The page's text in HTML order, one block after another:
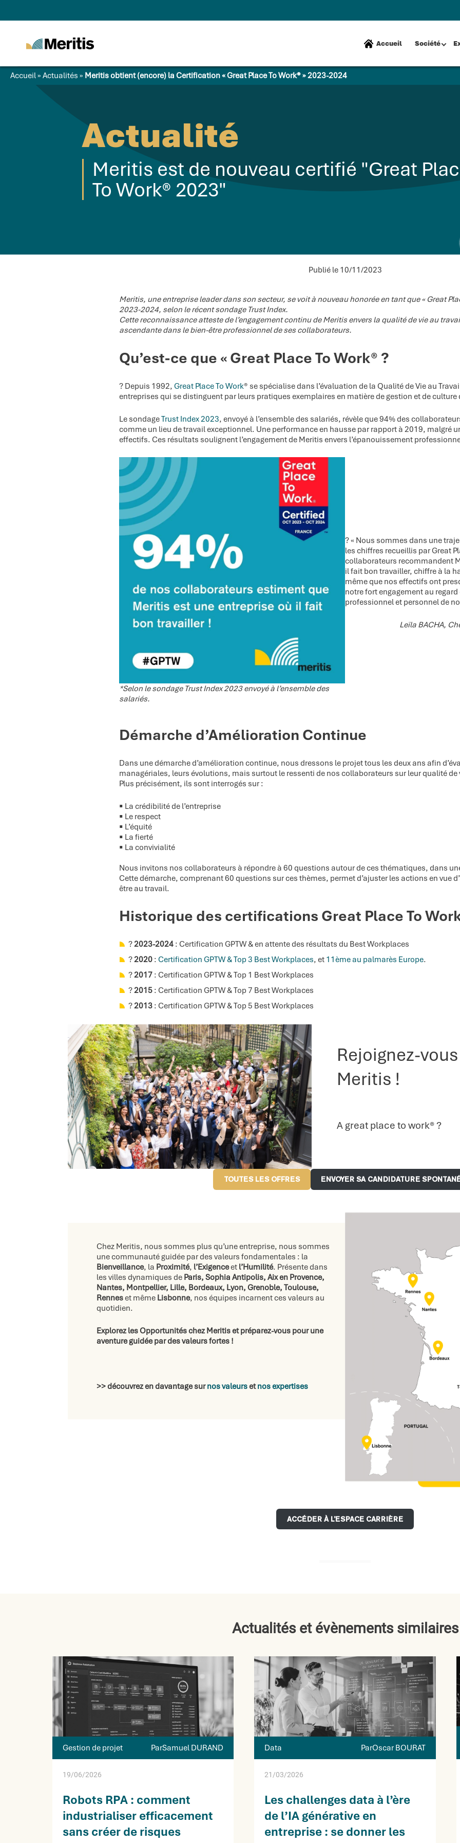
tech world
Accueil Société
Accueil» Actualités » Meritis obtient (encore) la Certification « Great Place To Work® » 2023-2024
Actualité
Meritis est de nouveau certifié "Great
To Work® 2023"
Publié le 10/11/2023
Meritis, une entreprise leader dans son secteur, se voit à nouveau honorée en tant que « Great
2023-2024, selon le récent sondage Trust Index.
Cette reconnaissance atteste de l’engagement continu de Meritis envers la qualité de vie au
ascendante dans le bien-être professionnel de ses collaborateurs.
Qu’est-ce que « Great Place To Work® ?
? Depuis 1992, Great Place To Work® se spécialise dans l’évaluation de la Qualité de Vie au
entreprises qui se distinguent par leurs pratiques exemplaires en matière de gestion et de culture
Le sondageTrust Index 2023, envoyé à l’ensemble des salariés, révèle que 94% des
comme un lieu de travail exceptionnel. Une performance en hausse par rapport à 2019, malgré
effectifs. Ces résultats soulignent l’engagement de Meritis envers l’épanouissement
*Selon le sondage Trust Index 2023 envoyé à l’ensemble des
salariés.
?​ « Nous sommes dans une
les chiffres recueillis par Great
collaborateurs recommandent
il fait bon travailler, chiffre à la
même que nos effectifs ont
notre fort engagement au
professionnel et personnel de
Leïla BACHA,
Démarche d’Amélioration Continue
Dans une démarche d’amélioration continue, nous dressons le projet tous les deux ans afin
managériales, leurs évolutions, mais surtout le ressenti de nos collaborateurs sur leur qualité de
Plus précisément, ils sont interrogés sur :
​▪️​ La crédibilité de l’entreprise
​▪️​ Le respect
​▪️​ L’équité
​▪️​ La fierté
​▪️​ La convivialité
Nous invitons nos collaborateurs à répondre à 60 questions autour de ces thématiques, dans
Cette démarche, comprenant 60 questions sur ces thèmes, permet d’ajuster les actions en vue
être au travail.
Historique des certifications Great Place To
?2023-2024 : Certification GPTW & en attente des résultats du Best Workplaces
?2020 : Certification GPTW & Top 3 Best Workplaces, et 11ème au palmarès Europe.
?2017 : Certification GPTW & Top 1 Best Workplaces
?2015 : Certification GPTW & Top 7 Best Workplaces
?​2013 : Certification GPTW & Top 5 Best Workplaces
Rejoignez-
Meritis !
A great place to work® ?
TOUTES LES OFFRES ENVOYER SA CANDIDATURE
Chez Meritis, nous sommes plus qu’une entreprise, nous sommes
une communauté guidée par des valeurs fondamentales : la
Bienveillance, la Proximité, l’Exigenceet l’Humilité. Présente dans
les villes dynamiques de Paris, Sophia Antipolis, Aix en Provence,
Nantes, Montpellier, Lille, Bordeaux, Lyon, Grenoble, Toulouse,
Renneset même Lisbonne, nos équipes incarnent ces valeurs au
quotidien.
Explorez les Opportunités chez Meritis et préparez-vous pour une
aventure guidée par des valeurs fortes !
>> découvrez en davantage surnos valeursetnos expertises
ACCÉDER À L’ESPACE CARRIÈRE
Actualités et évènements similaires
Gestion de projet ParSamuel DURAND
19/06/2026
Robots RPA : comment
industrialiser efficacement
sans créer de risques
Data ParOscar BOURAT
21/03/2026
Les challenges data à l’ère
de l’IA générative en
entreprise : se donner les